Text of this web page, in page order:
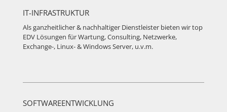
IT-INFRASTRUKTUR
Als ganzheitlicher & nachhaltiger Dienstleister bieten wir top
EDV Lösungen für Wartung, Consulting, Netzwerke,
Exchange-, Linux- & Windows Server, u.v.m.
SOFTWAREENTWICKLUNG